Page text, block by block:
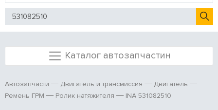
Каталог автозапчастин
Автозапчасти Двигатель и трансмиссия
Двигатель
Ремень ГРМ
Ролик натяжителя INA 531082510